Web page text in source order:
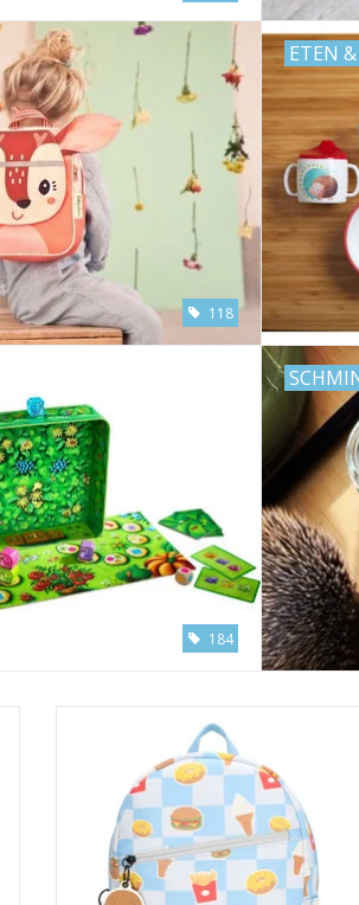
118
ETEN
184
TOEVOEGEN AAN WINKELWAGEN